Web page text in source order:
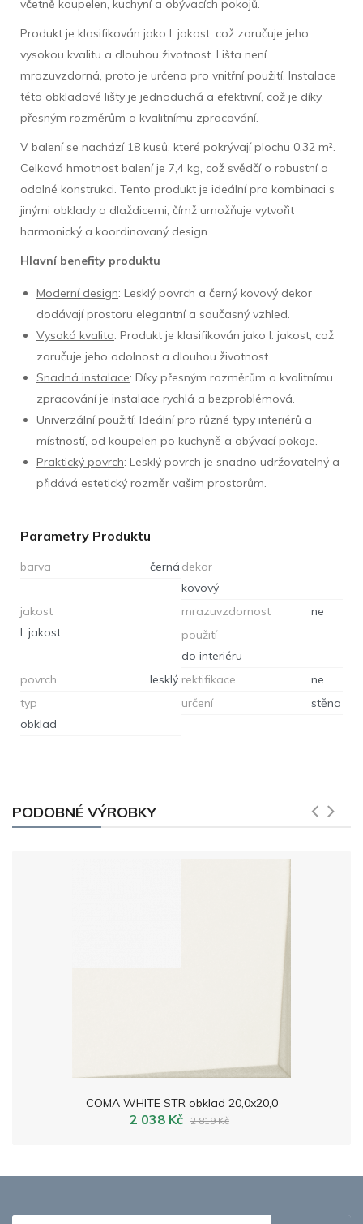
včetně koupelen, kuchyní a obývacích pokojů.
Produkt je klasifikován jako I. jakost, což zaručuje jeho
vysokou kvalitu a dlouhou životnost. Lišta není
mrazuvzdorná, proto je určena pro vnitřní použití. Instalace
této obkladové lišty je jednoduchá a efektivní, což je díky
přesným rozměrům a kvalitnímu zpracování.
V balení se nachází 18 kusů, které pokrývají plochu 0,32 m².
Celková hmotnost balení je 7,4 kg, což svědčí o robustní a
odolné konstrukci. Tento produkt je ideální pro kombinaci s
jinými obklady a dlaždicemi, čímž umožňuje vytvořit
harmonický a koordinovaný design.
Hlavní benefity produktu
Moderní design: Lesklý povrch a černý kovový dekor
dodávají prostoru elegantní a současný vzhled.
Vysoká kvalita: Produkt je klasifikován jako I. jakost, což
zaručuje jeho odolnost a dlouhou životnost.
Snadná instalace: Díky přesným rozměrům a kvalitnímu
zpracování je instalace rychlá a bezproblémová.
Univerzální použití: Ideální pro různé typy interiérů a
místností, od koupelen po kuchyně a obývací pokoje.
Praktický povrch: Lesklý povrch je snadno udržovatelný a
přidává estetický rozměr vašim prostorům.
Parametry Produktu
barva černá dekor
kovový
jakost
I. jakost
mrazuvzdornost
ne
použití
do interiéru
povrch
lesklý rektifikace
ne
typ
obklad
určení stěna
PODOBNÉ VÝROBKY
COMA WHITE STR obklad 20,0x20,0
2 038 Kč 2 819 Kč